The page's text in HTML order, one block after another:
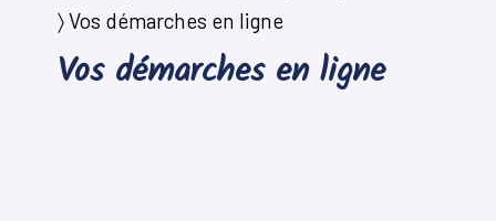
〉Vos démarches en ligne
Vos démarches en ligne